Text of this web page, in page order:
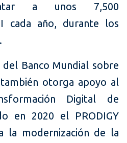
a unos 7,500
cada año, durante los
del Banco Mundial sobre
otorga apoyo al
Digital de
en 2020 el PRODIGY
la modernización de la